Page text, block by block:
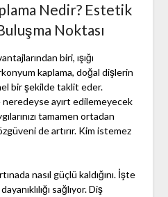
Nedir? Estetik
Noktası
biri, ışığı
kaplama, doğal dişlerin
bir şekilde taklit eder.
neredeyse ayırt edilemeyecek
tamamen ortadan
de artırır. Kim istemez
nasıl güçlü kaldığını. İşte
sağlıyor. Diş